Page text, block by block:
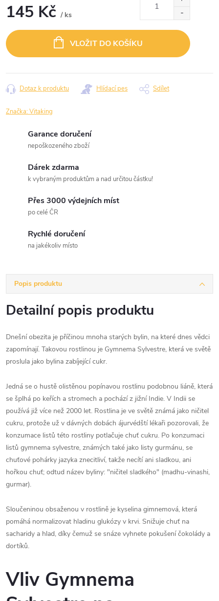
145 Kč / ks
cena:
VLOŽIT DO KOŠÍKU
Dotaz k produktu Hlídací pes Sdílet
Značka:Vitaking
Garance doručení
nepoškozeného zboží
Dárek zdarma
k vybraným produktům a nad určitou částku!
Přes 3000 výdejních míst
po celé ČR
Rychlé doručení
na jakékoliv místo
Popis produktu
Detailní popis produktu
Dnešní obezita je příčinou mnoha starých bylin, na které dnes vědci
zapomínají. Takovou rostlinou je Gymnema Sylvestre, která ve světě
proslula jako bylina zabíjející cukr.
Jedná se o hustě olistěnou popínavou rostlinu podobnou liáně, která
se šplhá po keřích a stromech a pochází z jižní Indie. V Indii se
používá již více než 2000 let. Rostlina je ve světě známá jako ničitel
cukru, protože už v dávných dobách ájurvédští lékaři pozorovali, že
konzumace listů této rostliny potlačuje chuť cukru. Po konzumaci
listů gymnema sylvestre, známých také jako listy gurmánu, se
chuťové pohárky jazyka znecitliví, takže necítí ani sladkou, ani
hořkou chuť; odtud název byliny: "ničitel sladkého" (madhu-vinashi,
gurmar).
Sloučeninou obsaženou v rostlině je kyselina gimnemová, která
pomáhá normalizovat hladinu glukózy v krvi. Snižuje chuť na
sacharidy a hlad, díky čemuž se snáze vyhnete pokušení čokolády a
dortíků.
Vliv Gymnema